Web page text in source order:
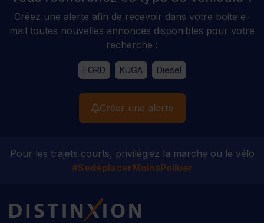
Créez une alerte afin de recevoir dans votre boite e-
mail toutes nouvelles annonces disponibles pour votre
recherche :
FORD KUGA Diesel
Créer une alerte
Pour les trajets courts, privilégiez la marche ou le vélo
#SedéplacerMoinsPolluer
Distinxion